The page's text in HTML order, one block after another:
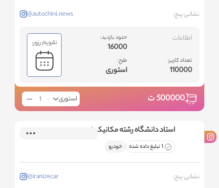
نشانی پیج: @autochini.news
اطلاعات
تعداد کاربر:
110000
حدود بازدید:
16000
طرح:
استوری
تقویم رزور:
500000ت استوری
استاد دانشگاه رشته مکانیک خودرو
1 تبلیغ داده شده خودرو
نشانی پیج: @iranizecar